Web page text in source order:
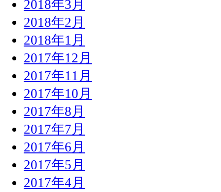
2018年3月
2018年2月
2018年1月
2017年12月
2017年11月
2017年10月
2017年8月
2017年7月
2017年6月
2017年5月
2017年4月